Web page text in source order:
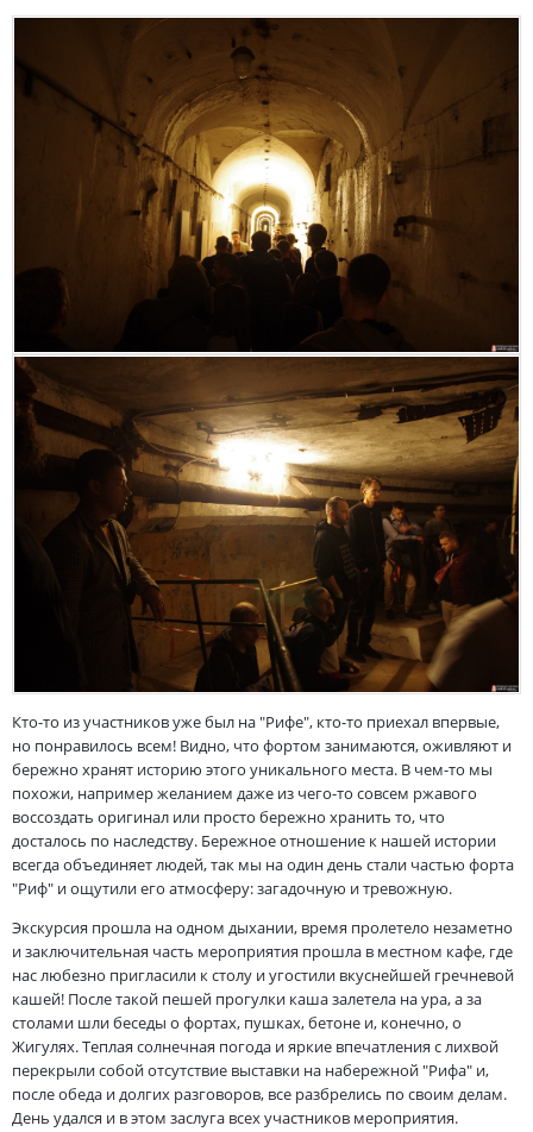
Кто-то из участников уже был на "Рифе", кто-то приехал впервые,
но понравилось всем! Видно, что фортом занимаются, оживляют и
бережно хранят историю этого уникального места. В чем-то мы
похожи, например желанием даже из чего-то совсем ржавого
воссоздать оригинал или просто бережно хранить то, что
досталось по наследству. Бережное отношение к нашей истории
всегда объединяет людей, так мы на один день стали частью форта
"Риф" и ощутили его атмосферу: загадочную и тревожную.
Экскурсия прошла на одном дыхании, время пролетело незаметно
и заключительная часть мероприятия прошла в местном кафе, где
нас любезно пригласили к столу и угостили вкуснейшей гречневой
кашей! После такой пешей прогулки каша залетела на ура, а за
столами шли беседы о фортах, пушках, бетоне и, конечно, о
Жигулях. Теплая солнечная погода и яркие впечатления с лихвой
перекрыли собой отсутствие выставки на набережной "Рифа" и,
после обеда и долгих разговоров, все разбрелись по своим делам.
День удался и в этом заслуга всех участников мероприятия.